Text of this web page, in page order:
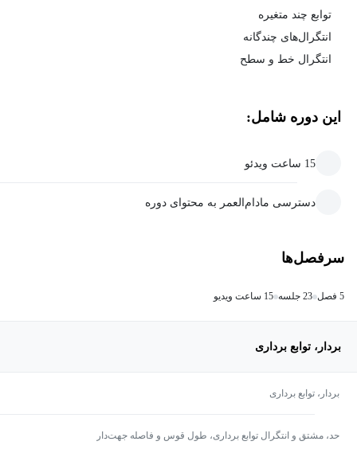
توابع چند متغیره
انتگرال‌های چندگانه
انتگرال خط و سطح
این دوره شامل:
15 ساعت ویدئو
دسترسی مادام‌العمر به محتوای دوره
سرفصل‌ها
5 فصل 23 جلسه 15 ساعت ویدیو
بردار، توابع برداری
بردار، توابع برداری
حد، مشتق و انتگرال توابع برداری، طول قوس و فاصله جهت‌دار